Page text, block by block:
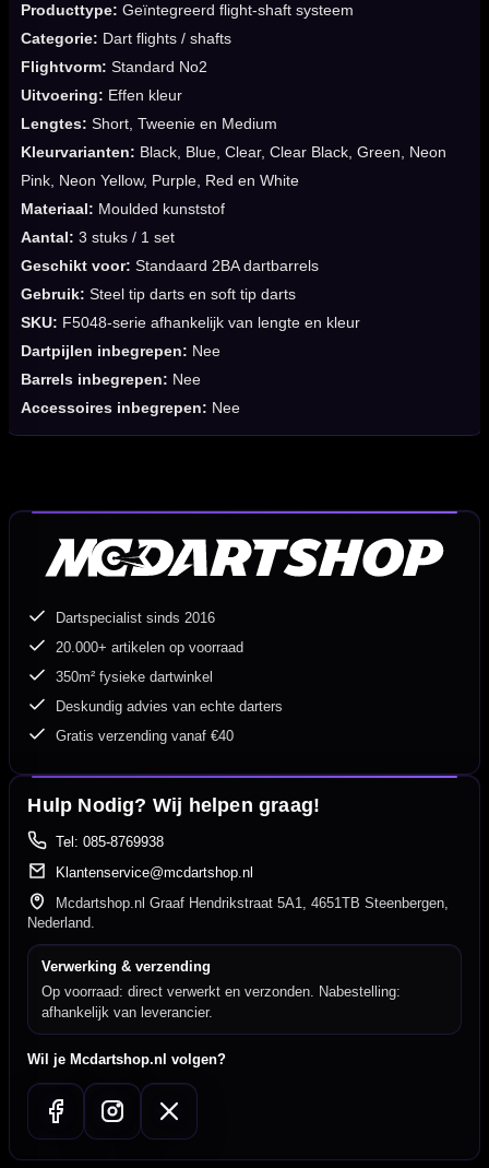
Producttype: Geïntegreerd flight-shaft systeem
Categorie: Dart flights / shafts
Flightvorm: Standard No2
Uitvoering: Effen kleur
Lengtes: Short, Tweenie en Medium
Kleurvarianten: Black, Blue, Clear, Clear Black, Green, Neon
Pink, Neon Yellow, Purple, Red en White
Materiaal: Moulded kunststof
Aantal: 3 stuks / 1 set
Geschikt voor: Standaard 2BA dartbarrels
Gebruik: Steel tip darts en soft tip darts
SKU: F5048-serie afhankelijk van lengte en kleur
Dartpijlen inbegrepen: Nee
Barrels inbegrepen: Nee
Accessoires inbegrepen: Nee
Dartspecialist sinds 2016
20.000+ artikelen op voorraad
350m² fysieke dartwinkel
Deskundig advies van echte darters
Gratis verzending vanaf €40
Hulp Nodig? Wij helpen graag!
Tel: 085-8769938
Klantenservice@mcdartshop.nl
Mcdartshop.nl Graaf Hendrikstraat 5A1, 4651TB Steenbergen,
Nederland.
Verwerking & verzending
Op voorraad: direct verwerkt en verzonden. Nabestelling:
afhankelijk van leverancier.
Wil je Mcdartshop.nl volgen?